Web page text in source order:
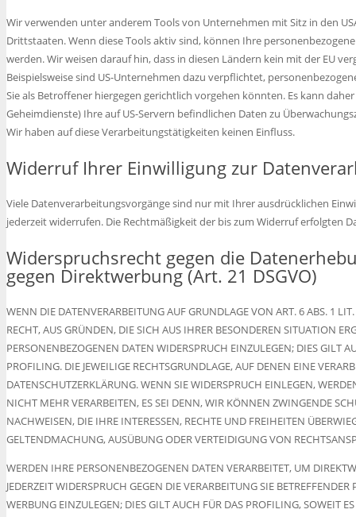
Wir verwenden unter anderem Tools von Unternehmen mit Sitz in den
Drittstaaten. Wenn diese Tools aktiv sind, können Ihre
werden. Wir weisen darauf hin, dass in diesen Ländern kein mit der EU
Beispielsweise sind US-Unternehmen dazu verpflichtet,
Sie als Betroffener hiergegen gerichtlich vorgehen könnten. Es kann
Geheimdienste) Ihre auf US-Servern befindlichen Daten zu
Wir haben auf diese Verarbeitungstätigkeiten keinen Einfluss.
Widerruf Ihrer Einwilligung zur
Viele Datenverarbeitungsvorgänge sind nur mit Ihrer ausdrücklichen
jederzeit widerrufen. Die Rechtmäßigkeit der bis zum Widerruf erfolgten
Widerspruchsrecht gegen die
gegen Direktwerbung (Art. 21 DSGVO)
WENN DIE DATENVERARBEITUNG AUF GRUNDLAGE VON ART. 6 ABS. 1
RECHT, AUS GRÜNDEN, DIE SICH AUS IHRER BESONDEREN SITUATION
PERSONENBEZOGENEN DATEN WIDERSPRUCH EINZULEGEN; DIES GILT
PROFILING. DIE JEWEILIGE RECHTSGRUNDLAGE, AUF DENEN EINE
DATENSCHUTZERKLÄRUNG. WENN SIE WIDERSPRUCH EINLEGEN,
NICHT MEHR VERARBEITEN, ES SEI DENN, WIR KÖNNEN ZWINGENDE
NACHWEISEN, DIE IHRE INTERESSEN, RECHTE UND FREIHEITEN
GELTENDMACHUNG, AUSÜBUNG ODER VERTEIDIGUNG VON
WERDEN IHRE PERSONENBEZOGENEN DATEN VERARBEITET, UM
JEDERZEIT WIDERSPRUCH GEGEN DIE VERARBEITUNG SIE
WERBUNG EINZULEGEN; DIES GILT AUCH FÜR DAS PROFILING, SOWEIT